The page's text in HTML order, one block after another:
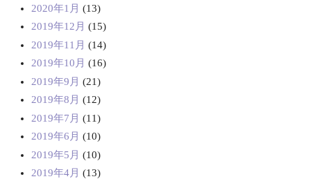
2020年1月 (13)
2019年12月 (15)
2019年11月 (14)
2019年10月 (16)
2019年9月 (21)
2019年8月 (12)
2019年7月 (11)
2019年6月 (10)
2019年5月 (10)
2019年4月 (13)